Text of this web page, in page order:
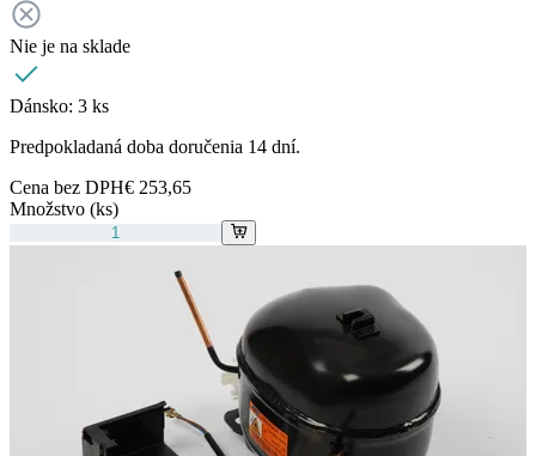
Nie je na sklade
Dánsko: 3 ks
Predpokladaná doba doručenia 14 dní.
Cena bez DPH€ 253,65
Množstvo (ks)